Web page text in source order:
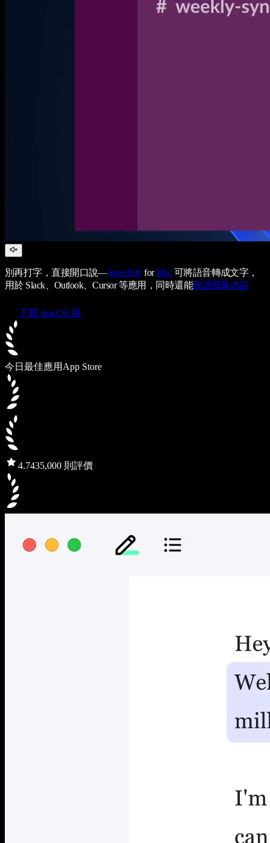
別再打字，直接開口說—SpeechifyforMac可將語音轉成文字，
用於 Slack、Outlook、Cursor 等應用，同時還能朗讀螢幕內容
下載 macOS 版
今日最佳應用 App Store
4.7435,000 則評價